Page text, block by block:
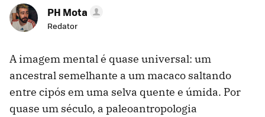
PH Mota
Redator
A imagem mental é quase universal: um
ancestral semelhante a um macaco saltando
entre cipós em uma selva quente e úmida. Por
quase um século, a paleoantropologia